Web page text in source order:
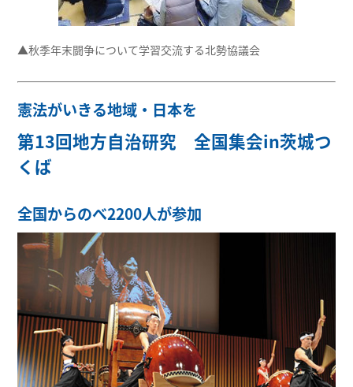
▲秋季年末闘争について学習交流する北勢協議会
憲法がいきる地域・日本を
第13回地方自治研究 全国集会in茨城つ
くば
全国からのべ2200人が参加